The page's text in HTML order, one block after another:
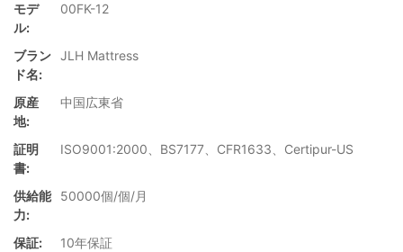
モデ
ル:
00FK-12
ブラン
ド名:
JLH Mattress
原産
地:
中国広東省
証明
書:
ISO9001:2000、BS7177、CFR1633、Certipur-US
供給能
力:
50000個/個/月
保証:
10年保証